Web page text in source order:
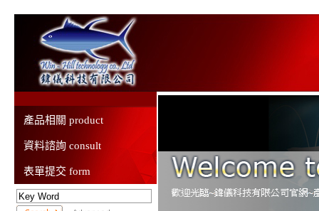
產品相關 product
資料諮詢 consult
表單提交 form